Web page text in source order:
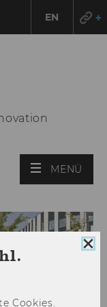
EN
MENÜ
Coo­kies.